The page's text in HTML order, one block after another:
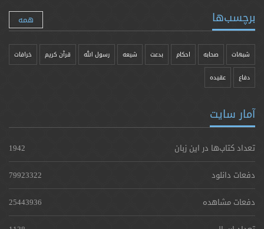
برچسب‌ها همه
شبهات صحابه احکام بدعت شیعه رسول الله قرآن کریم خرافات
دفاع عقیده
آمار سایت
تعداد کتاب‌ها در این زبان
1942
دفعات دانلود
79923322
دفعات مشاهده
25443936